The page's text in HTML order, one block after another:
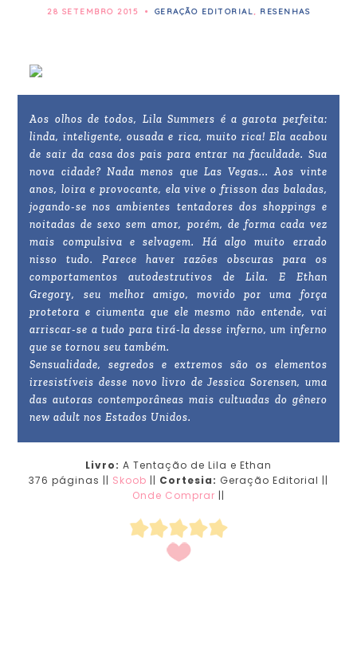
28 SETEMBRO 2015 • GERAÇÃO EDITORIAL, RESENHAS
Aos olhos de todos, Lila Summers é a garota perfeita:
linda, inteligente, ousada e rica, muito rica! Ela acabou
de sair da casa dos pais para entrar na faculdade. Sua
nova cidade? Nada menos que Las Vegas... Aos vinte
anos, loira e provocante, ela vive o frisson das baladas,
jogando-se nos ambientes tentadores dos shoppings e
noitadas de sexo sem amor, porém, de forma cada vez
mais compulsiva e selvagem. Há algo muito errado
nisso tudo. Parece haver razões obscuras para os
comportamentos autodestrutivos de Lila. E Ethan
Gregory, seu melhor amigo, movido por uma força
protetora e ciumenta que ele mesmo não entende, vai
arriscar-se a tudo para tirá-la desse inferno, um inferno
que se tornou seu também.
Sensualidade, segredos e extremos são os elementos
irresistíveis desse novo livro de Jessica Sorensen, uma
das autoras contemporâneas mais cultuadas do gênero
new adult nos Estados Unidos.
Livro: A Tentação de Lila e Ethan
376 páginas || Skoob || Cortesia: Geração Editorial ||
Onde Comprar ||